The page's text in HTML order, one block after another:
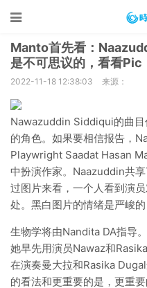
Manto首先看：
是不可思议的，看看Pic
2022-11-18 12:38:03 来源：
Nawazuddin Siddiqui的曲目
的角色。如果要相信报告，
Playwright Saadat Hasan
中扮演作家。Naazuddin共
过图片来看，一个人看到演
处。黑白图片的情绪是严峻
生物学将由Nandita DA指导
她早先用演员Nawaz和
在演奏曼大拉和Rasika
的看法和更重要的是，更重